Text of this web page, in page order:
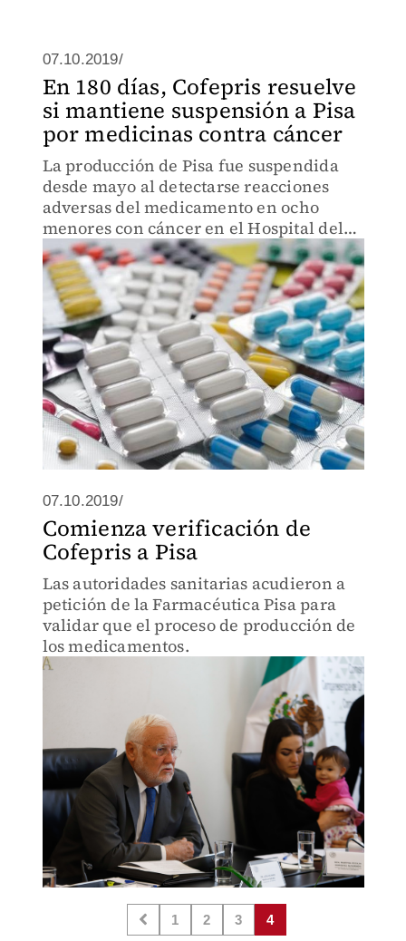
07.10.2019/
En 180 días, Cofepris resuelve
si mantiene suspensión a Pisa
por medicinas contra cáncer
La producción de Pisa fue suspendida
desde mayo al detectarse reacciones
adversas del medicamento en ocho
menores con cáncer en el Hospital del
Niño Poblano; Cofepris resolverá el
tema en 180 días.
07.10.2019/
Comienza verificación de
Cofepris a Pisa
Las autoridades sanitarias acudieron a
petición de la Farmacéutica Pisa para
validar que el proceso de producción de
los medicamentos.
1 2 3 4